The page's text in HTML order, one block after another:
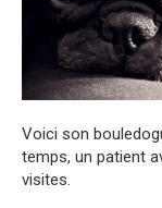
Voici son
temps, un patient
visites.